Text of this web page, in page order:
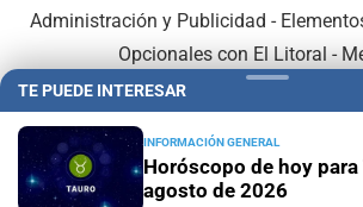
Administración y Publicidad -
Opcionales con El Litoral -
TE PUEDE INTERESAR
INFORMACIÓN GENERAL
Horóscopo de hoy
agosto de 2026